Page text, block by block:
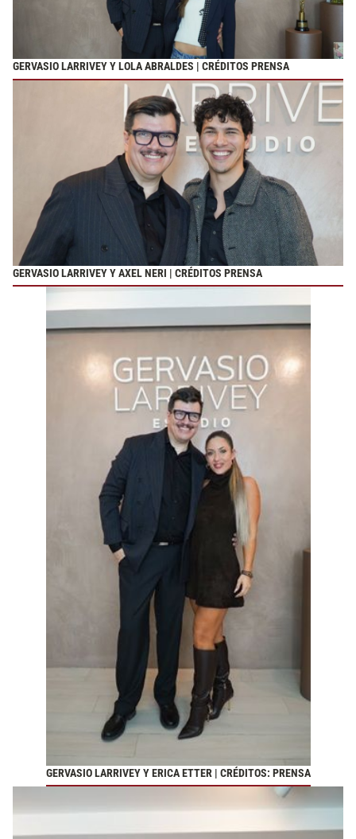
GERVASIO LARRIVEY Y LOLA ABRALDES | CRÉDITOS PRENSA
GERVASIO LARRIVEY Y AXEL NERI | CRÉDITOS PRENSA
GERVASIO LARRIVEY Y ERICA ETTER | CRÉDITOS: PRENSA